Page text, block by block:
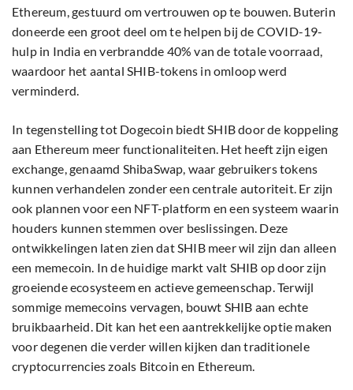
Ethereum, gestuurd om vertrouwen op te bouwen. Buterin
doneerde een groot deel om te helpen bij de COVID-19-
hulp in India en verbrandde 40% van de totale voorraad,
waardoor het aantal SHIB-tokens in omloop werd
verminderd.
In tegenstelling tot Dogecoin biedt SHIB door de koppeling
aan Ethereum meer functionaliteiten. Het heeft zijn eigen
exchange, genaamd ShibaSwap, waar gebruikers tokens
kunnen verhandelen zonder een centrale autoriteit. Er zijn
ook plannen voor een NFT-platform en een systeem waarin
houders kunnen stemmen over beslissingen. Deze
ontwikkelingen laten zien dat SHIB meer wil zijn dan alleen
een memecoin. In de huidige markt valt SHIB op door zijn
groeiende ecosysteem en actieve gemeenschap. Terwijl
sommige memecoins vervagen, bouwt SHIB aan echte
bruikbaarheid. Dit kan het een aantrekkelijke optie maken
voor degenen die verder willen kijken dan traditionele
cryptocurrencies zoals Bitcoin en Ethereum.